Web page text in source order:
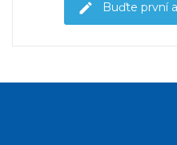
Buďte první